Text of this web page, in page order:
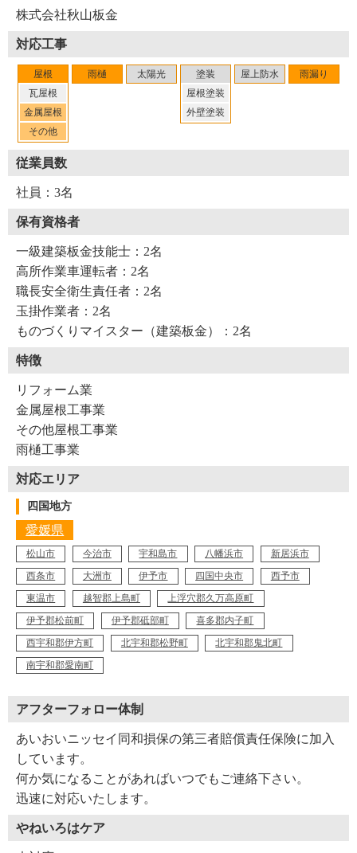
工事店番号 Y38-AZM
株式会社秋山板金
対応工事
屋根
瓦屋根
金属屋根
その他
雨樋 太陽光
塗装
屋根塗装
外壁塗装
屋上防水 雨漏り
従業員数
社員：3名
保有資格者
一級建築板金技能士：2名
高所作業車運転者：2名
職長安全衛生責任者：2名
玉掛作業者：2名
ものづくりマイスター（建築板金）：2名
特徴
リフォーム業
金属屋根工事業
その他屋根工事業
雨樋工事業
対応エリア
四国地方
愛媛県
松山市 今治市 宇和島市 八幡浜市
新居浜市
西条市
大洲市 伊予市 四国中央市
西予市
東温市
越智郡上島町
上浮穴郡久万高原町
伊予郡松前町
伊予郡砥部町
喜多郡内子町
西宇和郡伊方町
北宇和郡松野町
北宇和郡鬼北町
南宇和郡愛南町
アフターフォロー体制
あいおいニッセイ同和損保の第三者賠償責任保険に加入
しています。
何か気になることがあればいつでもご連絡下さい。
迅速に対応いたします。
やねいろはケア